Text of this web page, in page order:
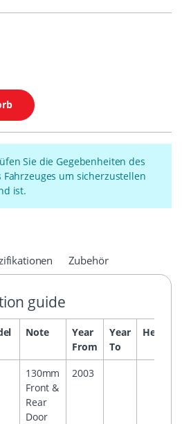
Sie die Gegebenheiten des
um sicherzustellen
ist.
Zubehör
guide
Note
Year
From
Year
To
130mm
Front &
Rear
Door
2003